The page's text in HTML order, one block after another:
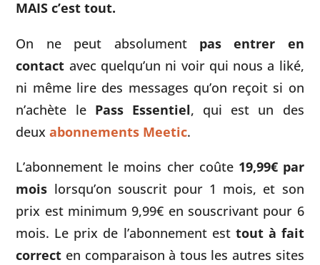
MAIS c’est tout.
On ne peut absolument pas entrer en
contact avec quelqu’un ni voir qui nous a liké,
ni même lire des messages qu’on reçoit si on
n’achète le Pass Essentiel, qui est un des
deuxabonnements Meetic.
L’abonnement le moins cher coûte 19,99€ par
mois lorsqu’on souscrit pour 1 mois, et son
prix est minimum 9,99€ en souscrivant pour 6
mois. Le prix de l’abonnement est tout à fait
correct en comparaison à tous les autres sites